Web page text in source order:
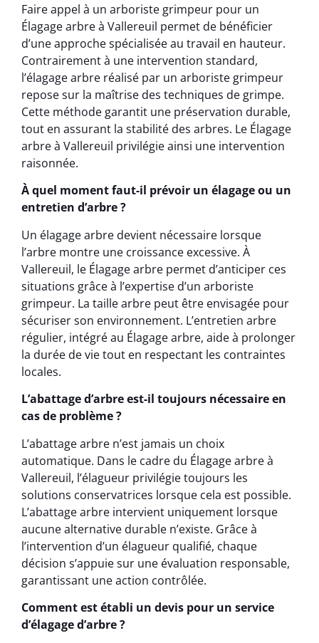
Faire appel à un arboriste grimpeur pour un
Élagage arbre à Vallereuil permet de bénéficier
d’une approche spécialisée au travail en hauteur.
Contrairement à une intervention standard,
l’élagage arbre réalisé par un arboriste grimpeur
repose sur la maîtrise des techniques de grimpe.
Cette méthode garantit une préservation durable,
tout en assurant la stabilité des arbres. Le Élagage
arbre à Vallereuil privilégie ainsi une intervention
raisonnée.
À quel moment faut-il prévoir un élagage ou un
entretien d’arbre ?
Un élagage arbre devient nécessaire lorsque
l’arbre montre une croissance excessive. À
Vallereuil, le Élagage arbre permet d’anticiper ces
situations grâce à l’expertise d’un arboriste
grimpeur. La taille arbre peut être envisagée pour
sécuriser son environnement. L’entretien arbre
régulier, intégré au Élagage arbre, aide à prolonger
la durée de vie tout en respectant les contraintes
locales.
L’abattage d’arbre est-il toujours nécessaire en
cas de problème ?
L’abattage arbre n’est jamais un choix
automatique. Dans le cadre du Élagage arbre à
Vallereuil, l’élagueur privilégie toujours les
solutions conservatrices lorsque cela est possible.
L’abattage arbre intervient uniquement lorsque
aucune alternative durable n’existe. Grâce à
l’intervention d’un élagueur qualifié, chaque
décision s’appuie sur une évaluation responsable,
garantissant une action contrôlée.
Comment est établi un devis pour un service
d’élagage d’arbre ?